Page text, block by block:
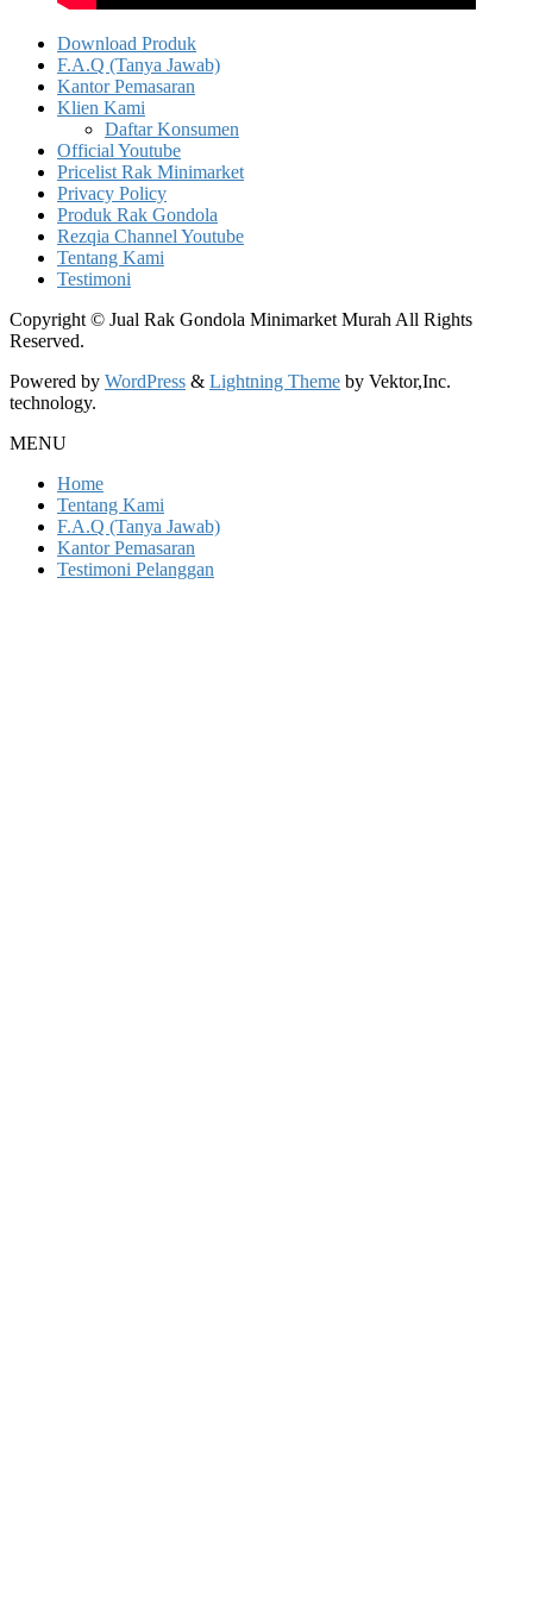
Download Produk
F.A.Q (Tanya Jawab)
Kantor Pemasaran
Klien Kami
Daftar Konsumen
Official Youtube
Pricelist Rak Minimarket
Privacy Policy
Produk Rak Gondola
Rezqia Channel Youtube
Tentang Kami
Testimoni
Copyright © Jual Rak Gondola Minimarket Murah All Rights
Reserved.
Powered by WordPress & Lightning Theme by Vektor,Inc.
technology.
MENU
Home
Tentang Kami
F.A.Q (Tanya Jawab)
Kantor Pemasaran
Testimoni Pelanggan